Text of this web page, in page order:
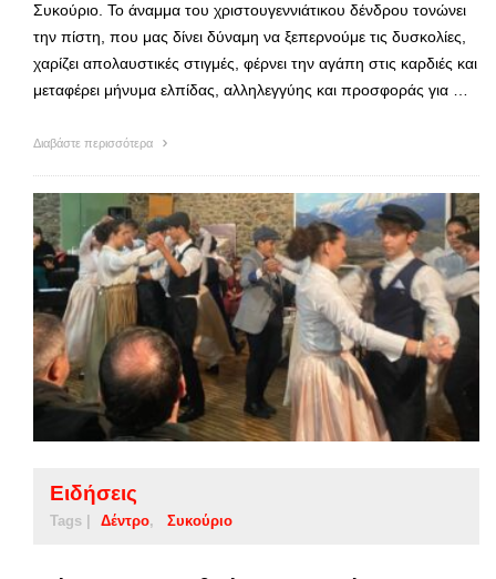
Συκούριο. Το άναμμα του χριστουγεννιάτικου δένδρου τονώνει
την πίστη, που μας δίνει δύναμη να ξεπερνούμε τις δυσκολίες,
χαρίζει απολαυστικές στιγμές, φέρνει την αγάπη στις καρδιές και
μεταφέρει μήνυμα ελπίδας, αλληλεγγύης και προσφοράς για …
Διαβάστε περισσότερα
Ειδήσεις
Tags | Δέντρο Συκούριο